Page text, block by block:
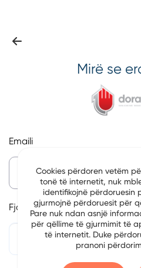
Mirë se
Emaili
Fjalëkalim
Cookies përdoren vetëm
tonë të internetit, nuk
identifikojnë përdoruesin
gjurmojnë përdoruesit për
Pare nuk ndan asnjë
për qëllime të gjurmimit të
të internetit. Duke
pranoni